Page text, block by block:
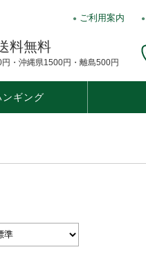
ご利用案内
料無料
・沖縄県1500円・離島500円
ンギング